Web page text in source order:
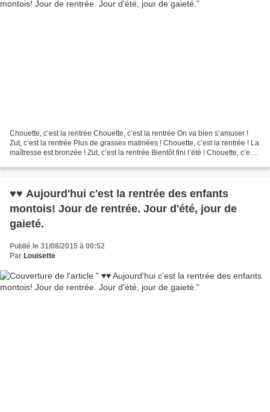
Chouette, c’est la rentrée Chouette, c’est la rentrée On va bien s’amuser !
Zut, c’est la rentrée Plus de grasses matinées ! Chouette, c’est la rentrée ! La
maîtresse est bronzée ! Zut, c’est la rentrée Bientôt fini l’été ! Chouette, c’est
♥♥ Aujourd'hui c'est la rentrée des enfants
montois! Jour de rentrée. Jour d'été, jour de
gaieté.
Publié le 31/08/2015 à 00:52
Par Louisette